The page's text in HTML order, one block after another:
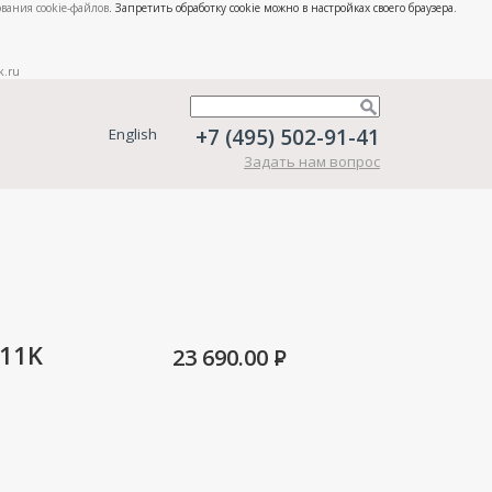
cookie-файлов. Запретить обработку cookie можно в настройках своего браузера.
English +7 (495) 502-91-41
Задать нам вопрос
23 690.00 P